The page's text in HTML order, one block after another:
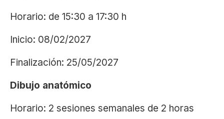
Horario: de 15:30 a 17:30 h
Inicio: 08/02/2027
Finalización: 25/05/2027
Dibujo anatómico
Horario: 2 sesiones semanales de 2 horas